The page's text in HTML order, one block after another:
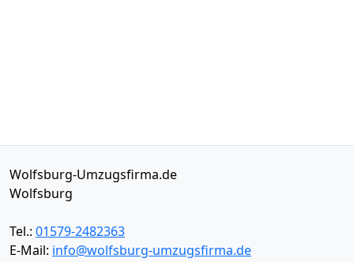
Wolfsburg-Umzugsfirma.de
Wolfsburg
Tel.: 01579-2482363
E-Mail: info@wolfsburg-umzugsfirma.de